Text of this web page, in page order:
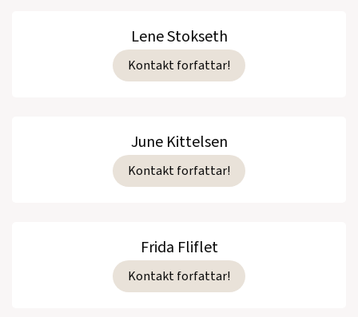
Lene Stokseth
Kontakt forfattar!
June Kittelsen
Kontakt forfattar!
Frida Fliflet
Kontakt forfattar!